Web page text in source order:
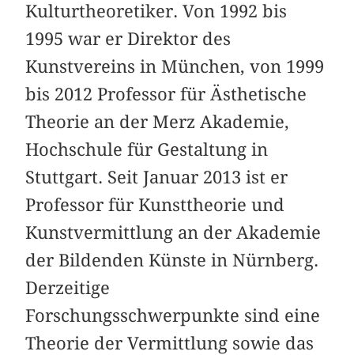
Kulturtheoretiker. Von 1992 bis
1995 war er Direktor des
Kunstvereins in München, von 1999
bis 2012 Professor für Ästhetische
Theorie an der Merz Akademie,
Hochschule für Gestaltung in
Stuttgart. Seit Januar 2013 ist er
Professor für Kunsttheorie und
Kunstvermittlung an der Akademie
der Bildenden Künste in Nürnberg.
Derzeitige
Forschungsschwerpunkte sind eine
Theorie der Vermittlung sowie das